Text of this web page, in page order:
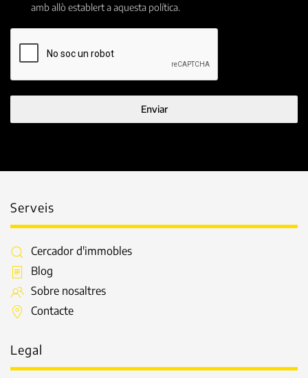
amb allò establert a aquesta política.
Enviar
Serveis
Cercador d'immobles
Blog
Sobre nosaltres
Contacte
Legal